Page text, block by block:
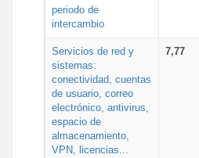
periodo de
intercambio
Servicios de red y
sistemas:
conectividad, cuentas
de usuario, correo
electrónico, antivirus,
espacio de
almacenamiento,
VPN, licencias...
7,77